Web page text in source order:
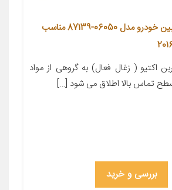
فیلتر کربن فعال کابین خودرو مدل 06050-87139 مناسب
اکتیو ( زغال فعال) به گروهی از مواد
تماس بالا اطلاق می شود […]
بررسی و خرید